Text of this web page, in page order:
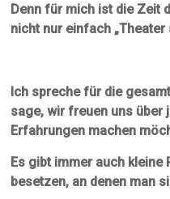
Denn für mich ist die Zeit
nicht nur einfach
Ich spreche für die
sage, wir freuen uns über
Erfahrungen machen
Es gibt immer auch kleine
besetzen, an denen man